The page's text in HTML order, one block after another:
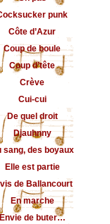
punk
Côte d’Azur
Coup de boule
Coup d’tête
Crève
Cui-cui
De quel droit
Djauhnny
sang, des boyaux
Elle est partie
de Ballancourt
En marche
de buter…